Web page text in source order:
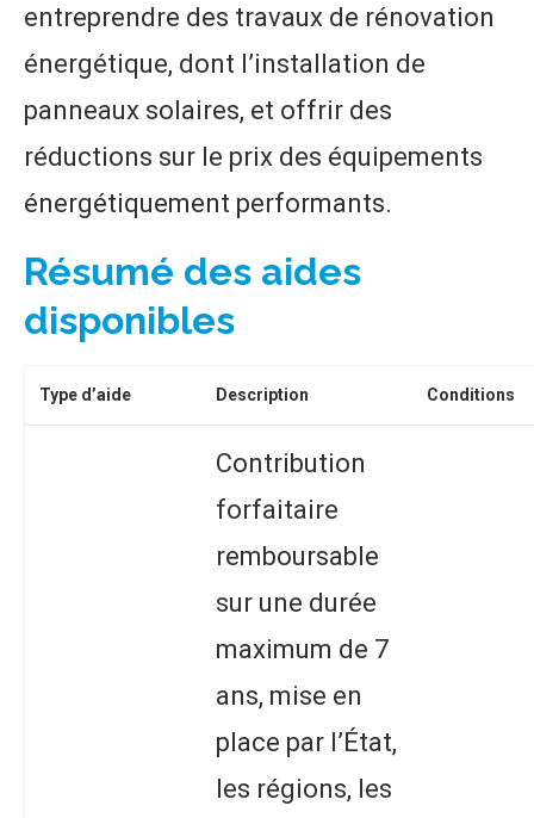
entreprendre des travaux de rénovation
énergétique, dont l’installation de
panneaux solaires, et offrir des
réductions sur le prix des équipements
énergétiquement performants.
Résumé des aides
disponibles
Type d’aide Description Conditions
Contribution
forfaitaire
remboursable
sur une durée
maximum de 7
ans, mise en
place par l’État,
les régions, les